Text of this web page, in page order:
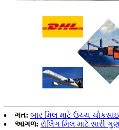
ગત: બાર મિલ માટે ઉચ્ચ
આગળ: રોલિંગ મિલ માટે સારી